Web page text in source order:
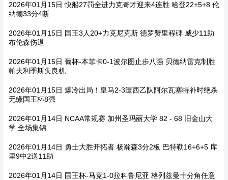
2026年01月15日 快船27罚全进力克奇才迎来4连胜 哈登22+5+8 伦
纳德33分4断
2026年01月15日 国王3人20+力克尼克斯 德罗赞里程碑 威少11助
布伦森伤退
2026年01月15日 葡杯-本菲卡0-1波尔图止步八强 贝德纳雷克制胜
帕夫利季斯失良机
2026年01月15日 爆冷出局！皇马2-3遭西乙队阿尔瓦塞特补时绝杀
无缘国王杯8强
2026年01月14日 NCAA常规赛 加州圣玛丽大学 82 - 68 旧金山大
学 全场集锦
2026年01月14日 勇士大胜开拓者 杨瀚森3分2板 巴特勒16+6+5 库
里9中2送11助
2026年01月14日 国王杯-马竞1-0拉科鲁尼亚 格列兹曼十分角任意